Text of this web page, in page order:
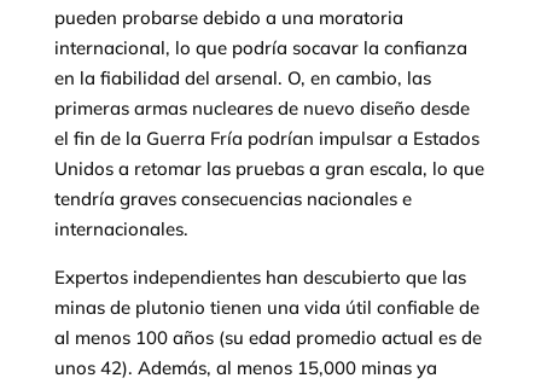
pueden probarse debido a una moratoria
internacional, lo que podría socavar la confianza
en la fiabilidad del arsenal. O, en cambio, las
primeras armas nucleares de nuevo diseño desde
el fin de la Guerra Fría podrían impulsar a Estados
Unidos a retomar las pruebas a gran escala, lo que
tendría graves consecuencias nacionales e
internacionales.
Expertos independientes han descubierto que las
minas de plutonio tienen una vida útil confiable de
al menos 100 años (su edad promedio actual es de
unos 42). Además, al menos 15,000 minas ya